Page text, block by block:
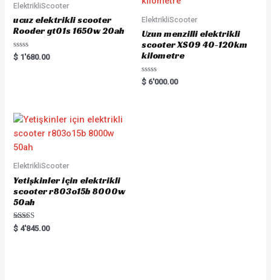
ElektrikliScooter
ucuz elektrikli scooter
Rooder gt01s 1650w 20ah
Rated
0
$ 1'680.00
ElektrikliScooter
Uzun menzilli elektrikli
scooter XS09 40-120km
kilometre
Rated
0
$ 6'000.00
ElektrikliScooter
Yetişkinler için elektrikli
scooter r803o15b 8000w
50ah
Rated
5.00
$ 4'845.00